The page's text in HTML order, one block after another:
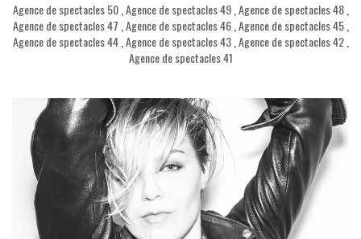
Agence de spectacles 50, Agence de spectacles 49, Agence de spectacles 48,
Agence de spectacles 47 Agence de spectacles 46, Agence de spectacles 45,
Agence de spectacles 44, Agence de spectacles 43, Agence de spectacles 42,
Agence de spectacles 41